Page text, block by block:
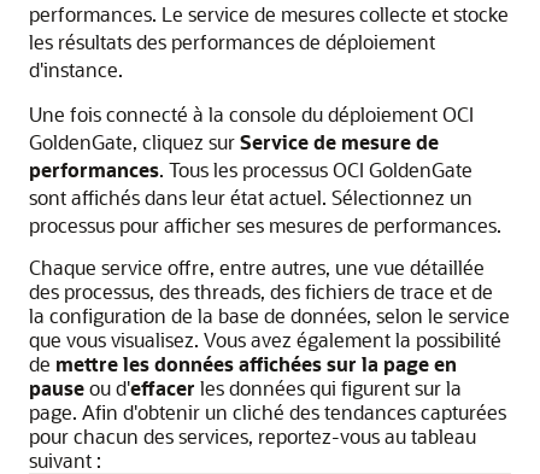
performances. Le service de mesures collecte et stocke
les résultats des performances de déploiement
d'instance.
Une fois connecté à la console du déploiementOCI
GoldenGate, cliquez surService de mesure de
performances. Tous les processusOCI GoldenGate
sont affichés dans leur état actuel. Sélectionnez un
processus pour afficher ses mesures de performances.
Chaque service offre, entre autres, une vue détaillée
des processus, des threads, des fichiers de trace et de
la configuration de la base de données, selon le service
que vous visualisez. Vous avez également la possibilité
de mettre les données affichées sur la page en
pauseou d'effacer les données qui figurent sur la
page. Afin d'obtenir un cliché des tendances capturées
pour chacun des services, reportez-vous au tableau
suivant :